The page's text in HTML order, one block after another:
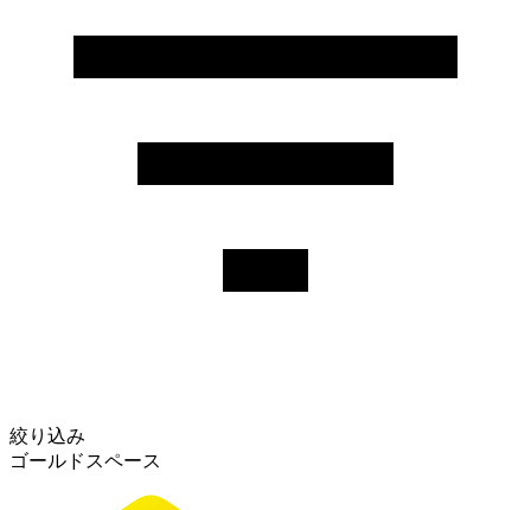
絞り込み
ゴールドスペース